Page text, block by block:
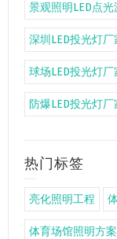
景观照明LED点光
深圳LED投光灯厂
球场LED投光灯厂
防爆LED投光灯厂
热门标签
亮化照明工程
体育场馆照明方案